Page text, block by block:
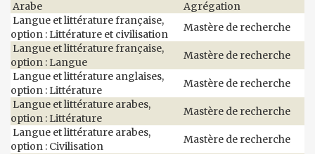
Arabe
Agrégation
Langue et littérature française,
option : Littérature et civilisation
Mastère de recherche
Langue et littérature française,
option : Langue
Mastère de recherche
Langue et littérature anglaises,
option : Littérature
Mastère de recherche
Langue et littérature arabes,
option : Littérature
Mastère de recherche
Langue et littérature arabes,
option : Civilisation
Mastère de recherche